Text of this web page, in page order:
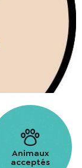
Animaux
acceptés